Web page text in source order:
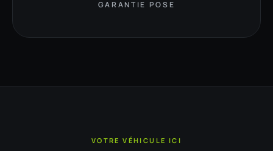
GARANTIE POSE
VOTRE VÉHICULE ICI